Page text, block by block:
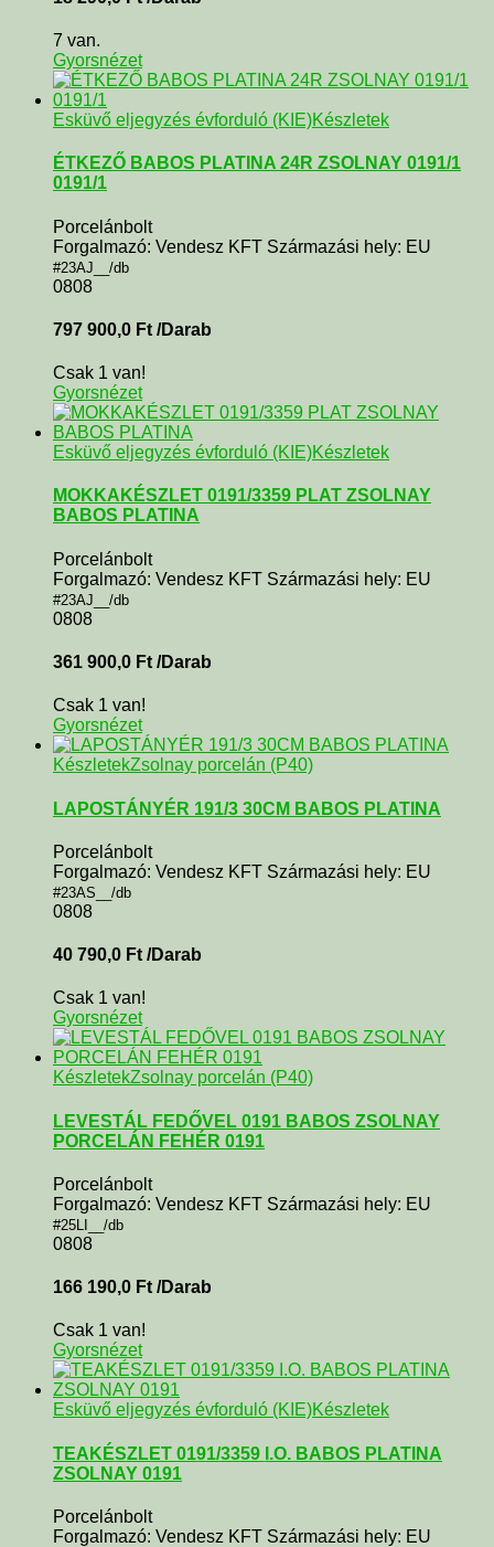
7 van.
Gyorsnézet
Esküvő eljegyzés évforduló (KIE)Készletek
ÉTKEZŐ BABOS PLATINA 24R ZSOLNAY 0191/1
0191/1
Porcelánbolt
Forgalmazó: Vendesz KFT Származási hely: EU
#23AJ__/db
0808
797 900,0 Ft /Darab
Csak 1 van!
Gyorsnézet
Esküvő eljegyzés évforduló (KIE)Készletek
MOKKAKÉSZLET 0191/3359 PLAT ZSOLNAY
BABOS PLATINA
Porcelánbolt
Forgalmazó: Vendesz KFT Származási hely: EU
#23AJ__/db
0808
361 900,0 Ft /Darab
Csak 1 van!
Gyorsnézet
KészletekZsolnay porcelán (P40)
LAPOSTÁNYÉR 191/3 30CM BABOS PLATINA
Porcelánbolt
Forgalmazó: Vendesz KFT Származási hely: EU
#23AS__/db
0808
40 790,0 Ft /Darab
Csak 1 van!
Gyorsnézet
KészletekZsolnay porcelán (P40)
LEVESTÁL FEDŐVEL 0191 BABOS ZSOLNAY
PORCELÁN FEHÉR 0191
Porcelánbolt
Forgalmazó: Vendesz KFT Származási hely: EU
#25LI__/db
0808
166 190,0 Ft /Darab
Csak 1 van!
Gyorsnézet
Esküvő eljegyzés évforduló (KIE)Készletek
TEAKÉSZLET 0191/3359 I.O. BABOS PLATINA
ZSOLNAY 0191
Porcelánbolt
Forgalmazó: Vendesz KFT Származási hely: EU